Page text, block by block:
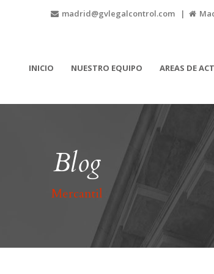
madrid@gvlegalcontrol.com |
INICIO NUESTRO EQUIPO AREAS DE
Blog
Mercantil